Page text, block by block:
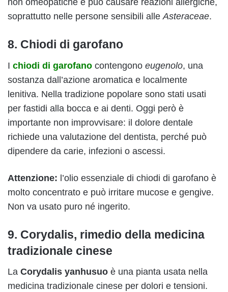
non omeopatiche e può causare reazioni allergiche,
soprattutto nelle persone sensibili alleAsteraceae.
8. Chiodi di garofano
I chiodi di garofano contengono eugenolo, una
sostanza dall’azione aromatica e localmente
lenitiva. Nella tradizione popolare sono stati usati
per fastidi alla bocca e ai denti. Oggi però è
importante non improvvisare: il dolore dentale
richiede una valutazione del dentista, perché può
dipendere da carie, infezioni o ascessi.
Attenzione: l’olio essenziale di chiodi di garofano è
molto concentrato e può irritare mucose e gengive.
Non va usato puro né ingerito.
9. Corydalis, rimedio della medicina
tradizionale cinese
La Corydalis yanhusuo è una pianta usata nella
medicina tradizionale cinese per dolori e tensioni.